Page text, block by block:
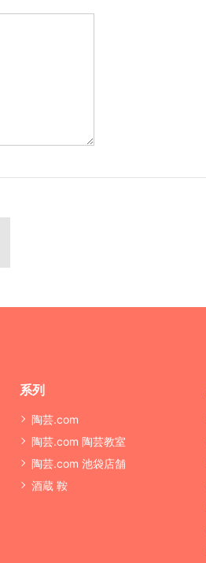
系列
陶芸.com
陶芸.com 陶芸教室
陶芸.com 池袋店舗
酒蔵 鞍